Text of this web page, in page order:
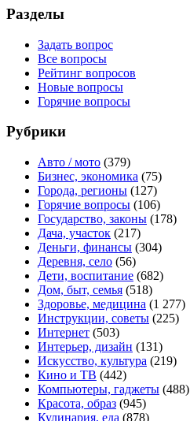
Разделы
Задать вопрос
Все вопросы
Рейтинг вопросов
Новые вопросы
Горячие вопросы
Рубрики
Авто / мото (379)
Бизнес, экономика (75)
Города, регионы (127)
Горячие вопросы (106)
Государство, законы (178)
Дача, участок (217)
Деньги, финансы (304)
Деревня, село (56)
Дети, воспитание (682)
Дом, быт, семья (518)
Здоровье, медицина (1 277)
Инструкции, советы (225)
Интернет (503)
Интерьер, дизайн (131)
Искусство, культура (219)
Кино и ТВ (442)
Компьютеры, гаджеты (488)
Красота, образ (945)
Кулинария, еда (878)